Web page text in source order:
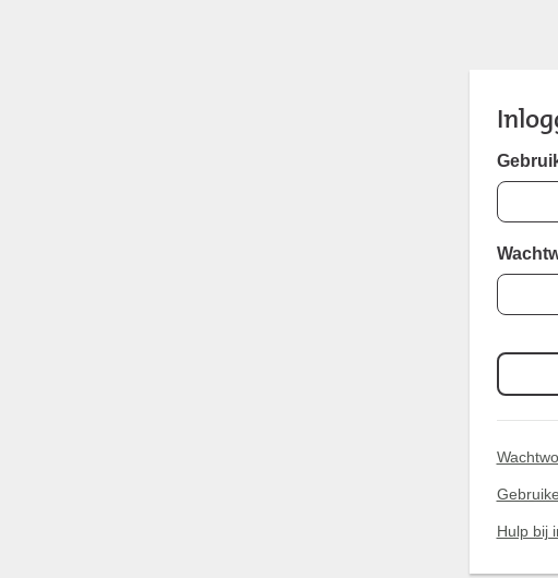
Hulp bij